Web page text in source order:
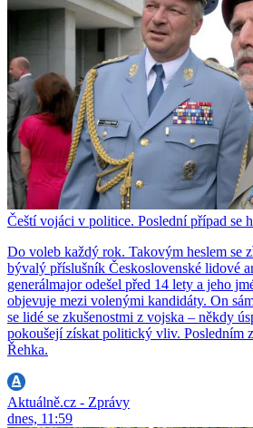
Čeští vojáci v politice. Poslední případ se
Do voleb každý rok. Takovým heslem se
bývalý příslušník Československé lidové
generálmajor odešel před 14 lety a jeho
objevuje mezi volenými kandidáty. On
se lidé se zkušenostmi z vojska – někdy
pokoušejí získat politický vliv. Posledním
Řehka.
Aktuálně.cz - Zprávy
dnes, 11:59